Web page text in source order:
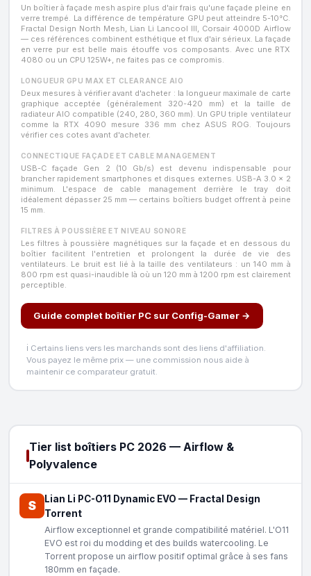
Un boîtier à façade mesh aspire plus d'air frais qu'une façade pleine en
verre trempé. La différence de température GPU peut atteindre 5-10°C.
Fractal Design North Mesh, Lian Li Lancool III, Corsair 4000D Airflow
— ces références combinent esthétique et flux d'air sérieux. La façade
en verre pur est belle mais étouffe vos composants. Avec une RTX
4080 ou un CPU 125W+, ne faites pas ce compromis.
LONGUEUR GPU MAX ET CLEARANCE AIO
Deux mesures à vérifier avant d'acheter : la longueur maximale de carte
graphique acceptée (généralement 320-420 mm) et la taille de
radiateur AIO compatible (240, 280, 360 mm). Un GPU triple ventilateur
comme la RTX 4090 mesure 336 mm chez ASUS ROG. Toujours
vérifier ces cotes avant d'acheter.
CONNECTIQUE FAÇADE ET CABLE MANAGEMENT
USB-C façade Gen 2 (10 Gb/s) est devenu indispensable pour
brancher rapidement smartphones et disques externes. USB-A 3.0 × 2
minimum. L'espace de cable management derrière le tray doit
idéalement dépasser 25 mm — certains boîtiers budget offrent à peine
15 mm.
FILTRES À POUSSIÈRE ET NIVEAU SONORE
Les filtres à poussière magnétiques sur la façade et en dessous du
boîtier facilitent l'entretien et prolongent la durée de vie des
ventilateurs. Le bruit est lié à la taille des ventilateurs : un 140 mm à
800 rpm est quasi-inaudible là où un 120 mm à 1200 rpm est clairement
perceptible.
Guide complet boîtier PC sur Config-Gamer →
ℹ️ Certains liens vers les marchands sont des liens d'affiliation.
Vous payez le même prix — une commission nous aide à
maintenir ce comparateur gratuit.
Tier list boîtiers PC 2026 — Airflow &
Polyvalence
S Lian Li PC-O11 Dynamic EVO — Fractal Design
Torrent
Airflow exceptionnel et grande compatibilité matériel. L'O11
EVO est roi du modding et des builds watercooling. Le
Torrent propose un airflow positif optimal grâce à ses fans
180mm en façade.